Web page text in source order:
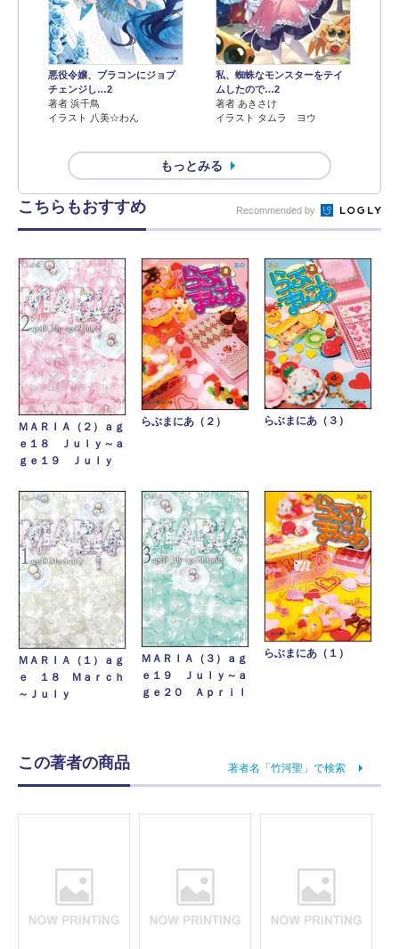
悪役令嬢、ブラコンにジョブ
チェンジし…2
著者 浜千鳥
イラスト 八美☆わん
私、蜘蛛なモンスターをテイ
ムしたので…2
著者 あきさけ
イラスト タムラ ヨウ
もっとみる
こちらもおすすめ Recommended by
ＭＡＲＩＡ（２）ａｇ
ｅ１８ Ｊｕｌｙ～ａ
ｇｅ１９ Ｊｕｌｙ
らぶまにあ（２） らぶまにあ（３）
ＭＡＲＩＡ（１）ａｇ
ｅ １８ Ｍａｒｃｈ
～Ｊｕｌｙ
ＭＡＲＩＡ（３）ａｇ
ｅ１９ Ｊｕｌｙ～ａ
ｇｅ２０ Ａｐｒｉｌ
らぶまにあ（１）
この著者の商品 著者名「竹河聖」で検索